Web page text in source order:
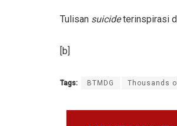
Tulisan suicideterinspirasi
[b]
Tags: BTMDG Thousands